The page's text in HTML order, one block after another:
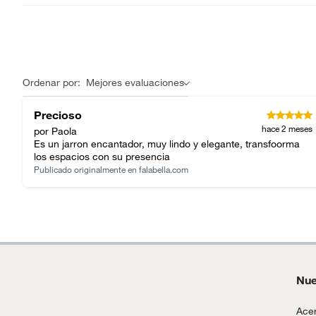
Ordenar por: Mejores evaluaciones
Precioso
por Paola hace 2 meses
Es un jarron encantador, muy lindo y elegante, transfoorma
los espacios con su presencia
Publicado originalmente en falabella.com